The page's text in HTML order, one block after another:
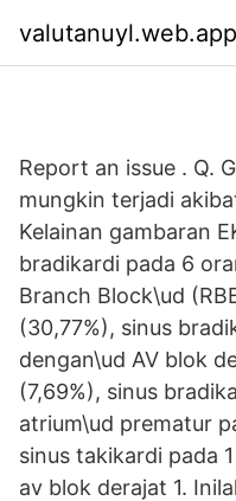
valutanuyl.web.app
Report an issue . Q.
mungkin terjadi
Kelainan gambaran
bradikardi pada 6
Branch Block\ud
(30,77%), sinus
dengan\ud AV blok
(7,69%), sinus
atrium\ud prematur
sinus takikardi pada
av blok derajat 1.